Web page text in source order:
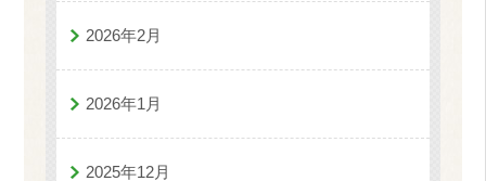
2026年2月
2026年1月
2025年12月